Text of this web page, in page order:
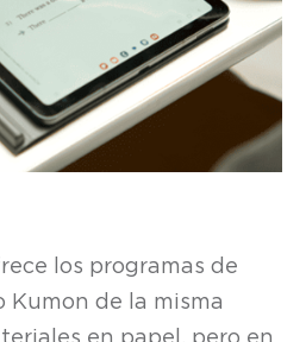
los programas de
de la misma